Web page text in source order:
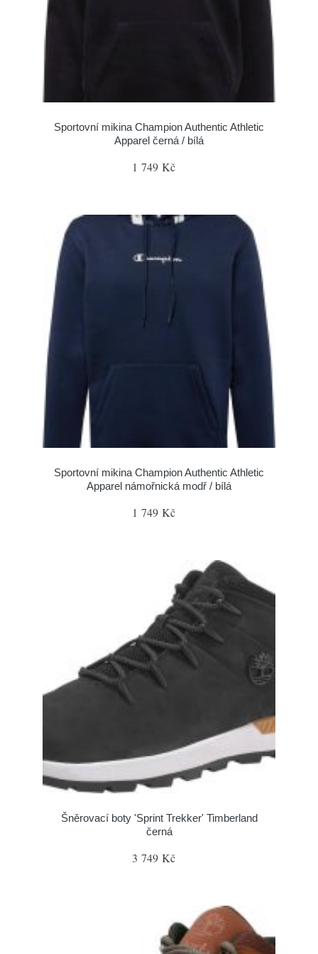
Sportovní mikina Champion Authentic Athletic
Apparel černá / bílá
1 749 Kč
Sportovní mikina Champion Authentic Athletic
Apparel námořnická modř / bílá
1 749 Kč
Šněrovací boty 'Sprint Trekker' Timberland
černá
3 749 Kč